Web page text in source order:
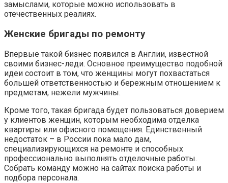
замыслами, которые можно использовать в
отечественных реалиях.
Женские бригады по ремонту
Впервые такой бизнес появился в Англии, известной
своими бизнес-леди. Основное преимущество подобной
идеи состоит в том, что женщины могут похвастаться
большей ответственностью и бережным отношением к
предметам, нежели мужчины.
Кроме того, такая бригада будет пользоваться доверием
у клиентов женщин, которым необходима отделка
квартиры или офисного помещения. Единственный
недостаток – в России пока мало дам,
специализирующихся на ремонте и способных
профессионально выполнять отделочные работы.
Собрать команду можно на сайтах поиска работы и
подбора персонала.